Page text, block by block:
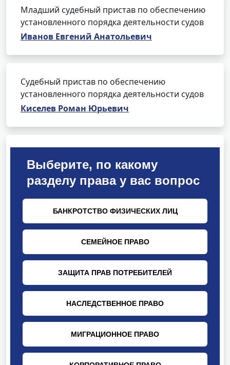
Младший судебный пристав по обеспечению
установленного порядка деятельности судов
Иванов Евгений Анатольевич
Судебный пристав по обеспечению
установленного порядка деятельности судов
Киселев Роман Юрьевич